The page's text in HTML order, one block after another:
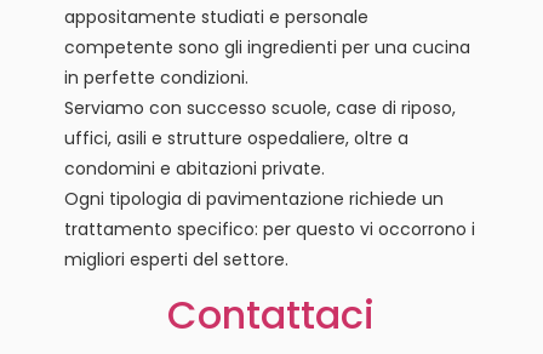
appositamente studiati e personale
competente sono gli ingredienti per una cucina
in perfette condizioni.
Serviamo con successo scuole, case di riposo,
uffici, asili e strutture ospedaliere, oltre a
condomini e abitazioni private.
Ogni tipologia di pavimentazione richiede un
trattamento specifico: per questo vi occorrono i
migliori esperti del settore.
Contattaci